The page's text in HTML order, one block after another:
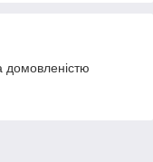
домовленістю